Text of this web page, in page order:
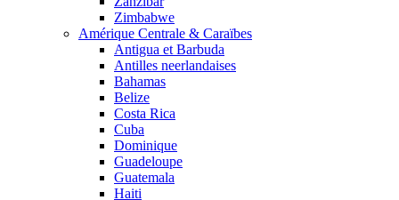
Zimbabwe
Amérique Centrale & Caraïbes
Antigua et Barbuda
Antilles neerlandaises
Bahamas
Belize
Costa Rica
Cuba
Dominique
Guadeloupe
Guatemala
Haiti